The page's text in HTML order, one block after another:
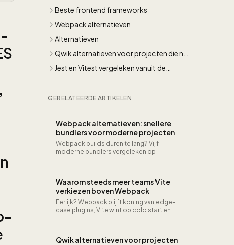
Beste frontend frameworks
Webpack alternatieven
Alternatieven
Qwik alternatieven voor projecten die nu
al moeten presteren
Jest en Vitest vergeleken vanuit de
GERELATEERDE ARTIKELEN
Webpack alternatieven: snellere
bundlers voor moderne projecten
Webpack builds duren te lang? Vijf
moderne bundlers vergeleken op
Waarom steeds meer teams Vite
verkiezen boven Webpack
Eerlijk? Webpack blijft koning van edge-
case plugins; Vite wint op cold start en
Qwik alternatieven voor projecten